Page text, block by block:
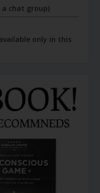
a chat group)
only in this